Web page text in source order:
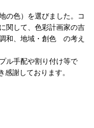
の色）を選びました。コ
関して、色彩計画家の吉
和、地域・創色 の考え
ル手配や割り付け等で
謝しております。